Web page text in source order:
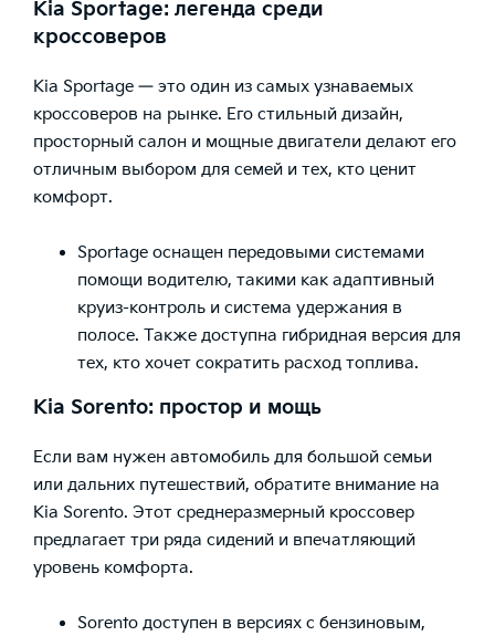
Kia Sportage: легенда среди
кроссоверов
Kia Sportage — это один из самых узнаваемых
кроссоверов на рынке. Его стильный дизайн,
просторный салон и мощные двигатели делают его
отличным выбором для семей и тех, кто ценит
комфорт.
Sportage оснащен передовыми системами
помощи водителю, такими как адаптивный
круиз-контроль и система удержания в
полосе. Также доступна гибридная версия для
тех, кто хочет сократить расход топлива.
Kia Sorento: простор и мощь
Если вам нужен автомобиль для большой семьи
или дальних путешествий, обратите внимание на
Kia Sorento. Этот среднеразмерный кроссовер
предлагает три ряда сидений и впечатляющий
уровень комфорта.
Sorento доступен в версиях с бензиновым,